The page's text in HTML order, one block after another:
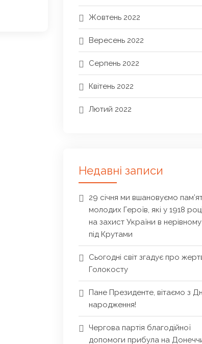
Жовтень 2022
Вересень 2022
Серпень 2022
Квітень 2022
Лютий 2022
Недавні записи
29 січня ми вшановуємо
молодих Героїв, які у 1918
на захист України в
під Крутами
Сьогодні світ згадує про
Голокосту
Пане Президенте, вітаємо з
народження!
Чергова партія благодійної
допомоги прибула на